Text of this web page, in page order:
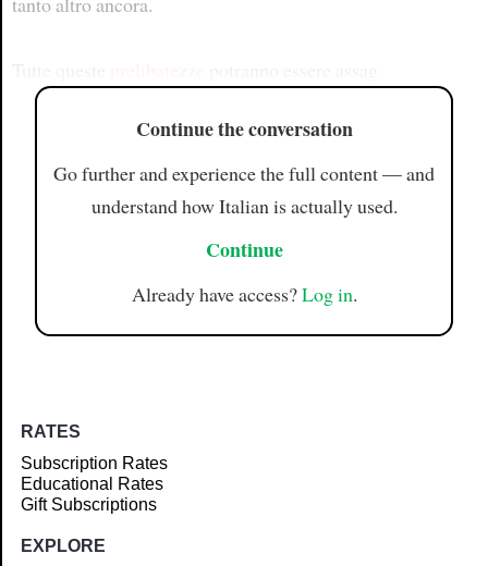
Continue the conversation
Go further and experience the full content — and
understand how Italian is actually used.
Continue
Already have access?Log in.
RATES
Subscription Rates
Educational Rates
Gift Subscriptions
EXPLORE